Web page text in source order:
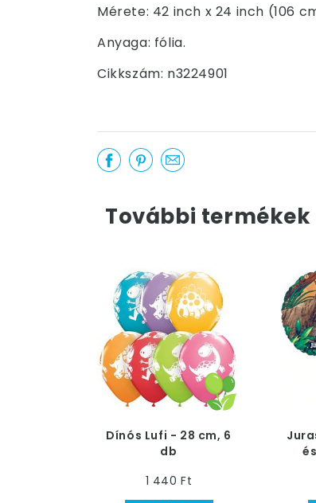
Mérete: 42 inch x 24 inch (106
Anyaga: fólia.
Cikkszám: n3224901
További
Dínós Lufi - 28 cm, 6
db
1 440 Ft